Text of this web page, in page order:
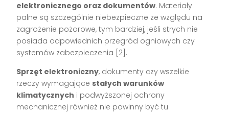
elektronicznego oraz dokumentów. Materiały
palne są szczególnie niebezpieczne ze względu na
zagrożenie pożarowe, tym bardziej, jeśli strych nie
posiada odpowiednich przegród ogniowych czy
systemów zabezpieczenia [2] .
Sprzęt elektroniczny, dokumenty czy wszelkie
rzeczy wymagające stałych warunków
klimatycznych i podwyższonej ochrony
mechanicznej również nie powinny być tu